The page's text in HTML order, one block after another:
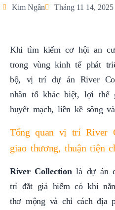
Kim Ngân Tháng 11 14, 2025
Khi tìm kiếm cơ hội an
trong vùng kinh tế phát
bộ, vị trí dự án River
nhân tố khác biệt, lợi thế
huyết mạch, liền kề sông
Tổng quan vị trí River
giao thương, thuận tiện
River Collection là dự án
trí đắt giá hiếm có khi
thơ mộng và chỉ cách địa